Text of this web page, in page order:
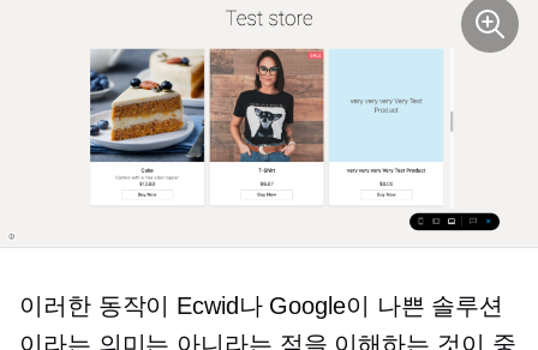
이러한 동작이 Ecwid나 Google이 나쁜 솔루션
이라는 의미는 아니라는 점을 이해하는 것이 중